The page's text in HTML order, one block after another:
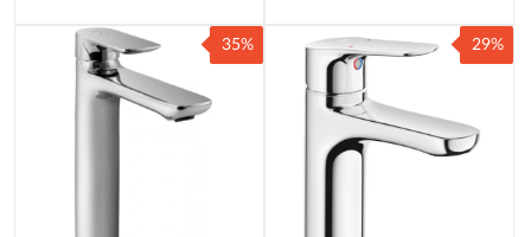
2.630.000 ₫.
hiện
gốc
là:
3.400.000 ₫.
hiện
tại
2.463.000 ₫.
35% 29%